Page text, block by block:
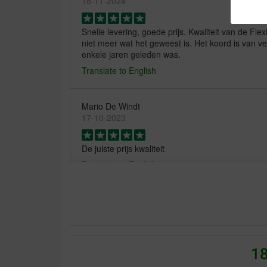
Snelle levering, goede prijs. Kwaliteit van de
niet meer wat het geweest is. Het koord is van
enkele jaren geleden was.
Translate to English
Mario De Windt
17-10-2023
De juiste prijs kwaliteit
Translate to English